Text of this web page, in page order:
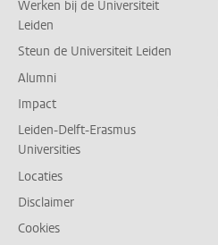
Werken bij de Universiteit
Leiden
Steun de Universiteit Leiden
Alumni
Impact
Leiden-Delft-Erasmus
Universities
Locaties
Disclaimer
Cookies